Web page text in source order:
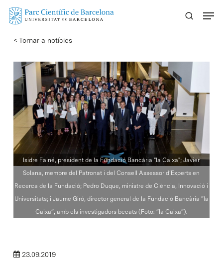
Skip
content
< Tornar a notícies
Isidre Fainé, president de la Fundació Bancària "la Caixa"; Javier
Solana, membre del Patronat i del Consell Assessor d’Experts en
Recerca de la Fundació; Pedro Duque, ministre de Ciència, Innovació i
Universitats; i Jaume Giró, director general de la Fundació Bancària ”la
Caixa”, amb els investigadors becats (Foto: ”la Caixa”).
23.09.2019